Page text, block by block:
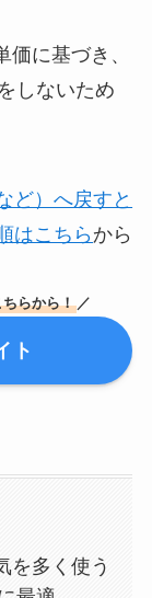
に基づき、
しないため
ど）へ戻すと
はこちら から
らから！ ／
ト
を多く使う